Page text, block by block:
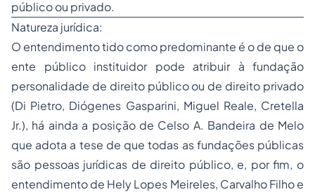
público ou privado.
Natureza jurídica:
O entendimento tido como predominante é o de que o
ente público instituidor pode atribuir à fundação
personalidade de direito público ou de direito privado
(Di Pietro, Diógenes Gasparini, Miguel Reale, Cretella
Jr.), há ainda a posição de Celso A. Bandeira de Melo
que adota a tese de que todas as fundações públicas
são pessoas jurídicas de direito público, e, por fim, o
entendimento de Hely Lopes Meireles, Carvalho Filho e